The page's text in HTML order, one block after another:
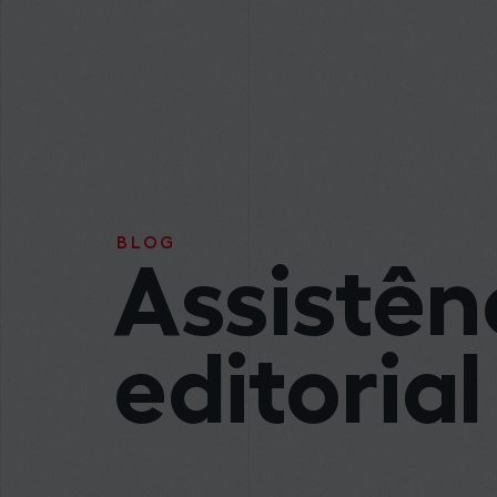
BLOG
editorial